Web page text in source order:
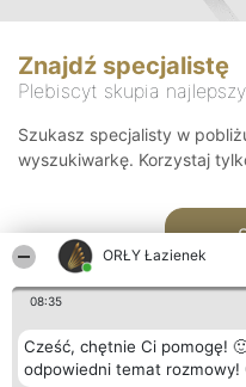
ORŁY Łazienek
08:35
Cześć, chętnie Ci pomogę!
odpowiedni temat rozmowy!
Znajdź specjalistę
Plebiscyt skupia
Szukasz specjalisty w
wyszukiwarkę. Korzystaj